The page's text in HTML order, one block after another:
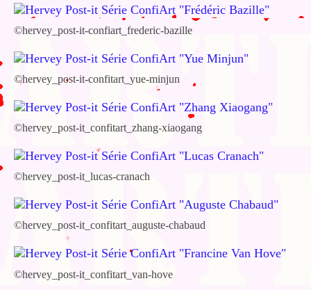
©hervey_post-it-confiart_frederic-bazille
©hervey_post-it-confitart_yue-minjun
©hervey_post-it_confitart_zhang-xiaogang
©hervey_post-it_lucas-cranach
©hervey_post-it_confitart_auguste-chabaud
©hervey_post-it_confitart_van-hove